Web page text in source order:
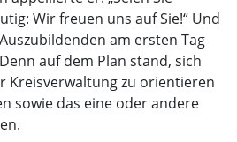
Wir freuen uns auf Sie!“ Und
am ersten Tag
auf dem Plan stand, sich
Kreisverwaltung zu orientieren
sowie das eine oder andere